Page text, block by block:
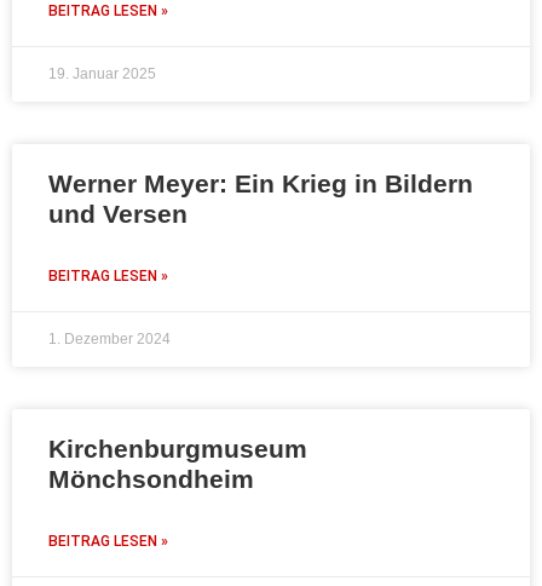
BEITRAG LESEN »
19. Januar 2025
Werner Meyer: Ein Krieg in Bildern
und Versen
BEITRAG LESEN »
1. Dezember 2024
Kirchenburgmuseum
Mönchsondheim
BEITRAG LESEN »